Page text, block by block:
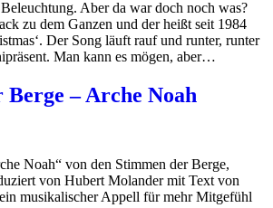
Aber da war doch noch was?
zu dem Ganzen und der heißt seit 1984
Der Song läuft rauf und runter, runter
Man kann es mögen, aber…
Berge – Arche Noah
Noah“ von den Stimmen der Berge,
von Hubert Molander mit Text von
musikalischer Appell für mehr Mitgefühl